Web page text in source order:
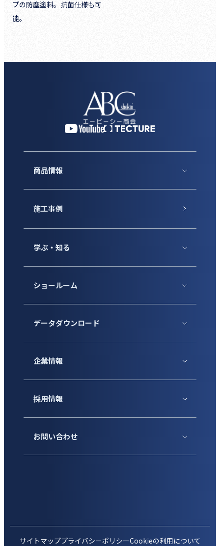
プの防塵塗料。抗菌仕様も可
能。
商品情報
施工事例
学ぶ・知る
ショールーム
データダウンロード
企業情報
採用情報
お問い合わせ
サイトマッププライバシーポリシーCookieの利用について